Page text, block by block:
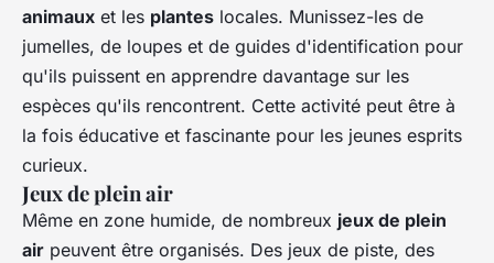
animaux et les plantes locales. Munissez-les de
jumelles, de loupes et de guides d'identification pour
qu'ils puissent en apprendre davantage sur les
espèces qu'ils rencontrent. Cette activité peut être à
la fois éducative et fascinante pour les jeunes esprits
curieux.
Jeux de plein air
Même en zone humide, de nombreux jeux de plein
air peuvent être organisés. Des jeux de piste, des